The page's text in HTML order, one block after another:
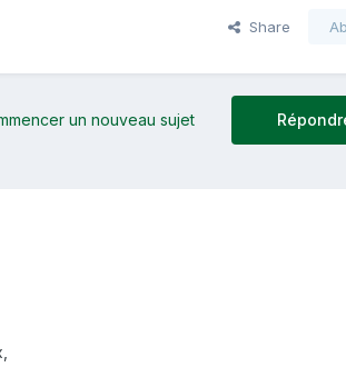
Share
un nouveau sujet